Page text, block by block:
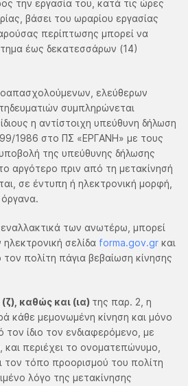
την εργασία του, κατά τις ώρες
βάσει του ωραρίου εργασίας
περίπτωσης μπορεί να
έως δεκατεσσάρων (14)
ελεύθερων
συμπληρώνεται
η αντίστοιχη υπεύθυνη δήλωση
1986 στο ΠΣ «ΕΡΓΑΝΗ» με τους
της υπεύθυνης δήλωσης
αργότερο πριν από τη μετακίνησή
σε έντυπη ή ηλεκτρονική μορφή,
όργανα.
των ανωτέρω, μπορεί
σελίδα forma.gov.gr και
πολίτη πάγια βεβαίωση κίνησης
καθώς και (ια) της παρ. 2, η
κάθε μεμονωμένη κίνηση και μόνο
ίδιο τον ενδιαφερόμενο, με
περιέχει το ονοματεπώνυμο,
τον τόπο προορισμού του πολίτη
λόγο της μετακίνησης